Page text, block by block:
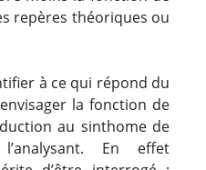
repères théoriques ou
à ce qui répond du
la fonction de
au sinthome de
En effet